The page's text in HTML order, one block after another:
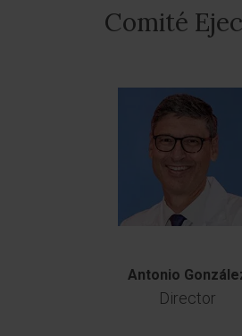
Comité
Antonio
Director